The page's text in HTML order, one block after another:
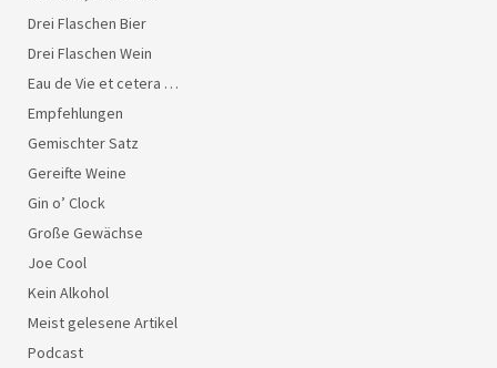
Drei Flaschen Bier
Drei Flaschen Wein
Eau de Vie et cetera …
Empfehlungen
Gemischter Satz
Gereifte Weine
Gin o’ Clock
Große Gewächse
Joe Cool
Kein Alkohol
Meist gelesene Artikel
Podcast